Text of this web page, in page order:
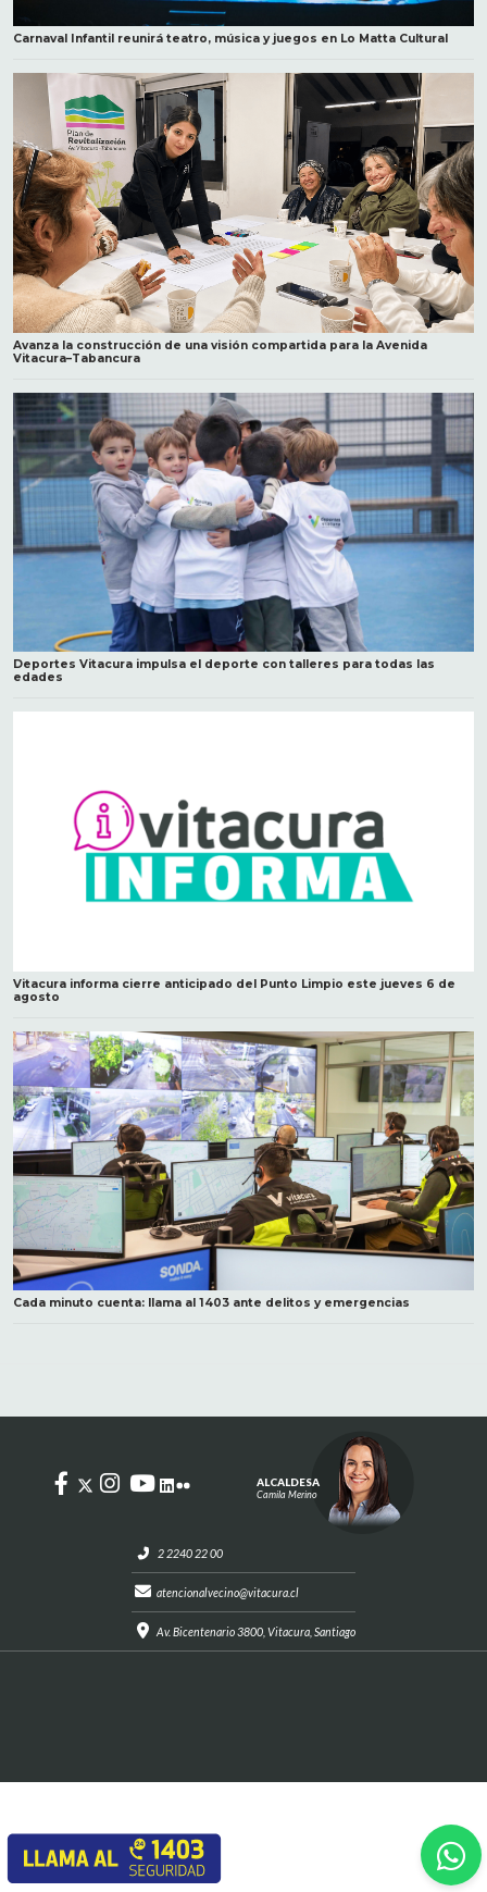
Carnaval Infantil reunirá teatro, música y juegos en Lo Matta Cultural
Avanza la construcción de una visión compartida para la Avenida
Vitacura–Tabancura
Deportes Vitacura impulsa el deporte con talleres para todas las
edades
Vitacura informa cierre anticipado del Punto Limpio este jueves 6 de
agosto
Cada minuto cuenta: llama al 1403 ante delitos y emergencias
2 2240 22 00
atencionalvecino@vitacura.cl
Av. Bicentenario 3800, Vitacura, Santiago
ALCALDESA
Camila Merino